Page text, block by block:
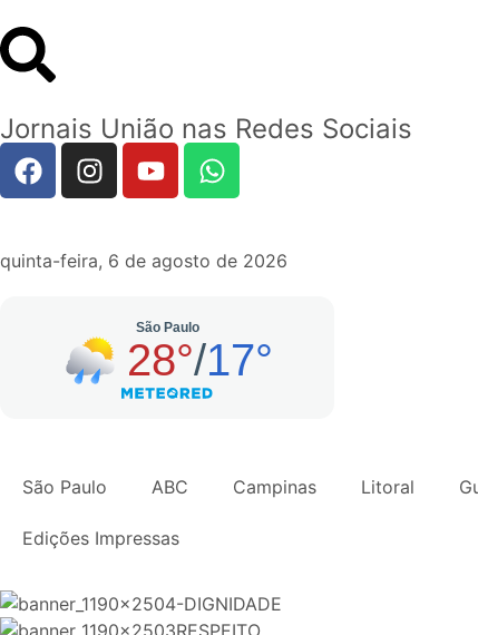
Jornais União nas Redes Sociais
quinta-feira, 6 de agosto de 2026
São Paulo ABC Campinas Litoral
Edições Impressas